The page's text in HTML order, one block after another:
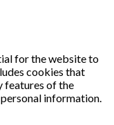
for the website to
cookies that
features of the
information.